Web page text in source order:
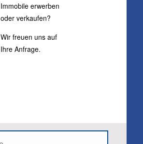
Immo­bi­le erwer­ben
oder ver­kau­fen?
Wir freu­en uns auf
Ihre Anfra­ge.